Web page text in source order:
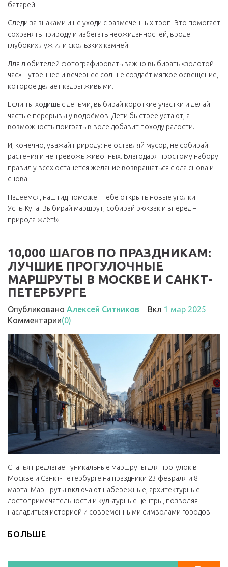
батарей.
Следи за знаками и не уходи с размеченных троп. Это помогает
сохранять природу и избегать неожиданностей, вроде
глубоких луж или скользких камней.
Для любителей фотографировать важно выбирать «золотой
час» – утреннее и вечернее солнце создаёт мягкое освещение,
которое делает кадры живыми.
Если ты ходишь с детьми, выбирай короткие участки и делай
частые перерывы у водоёмов. Дети быстрее устают, а
возможность поиграть в воде добавит походу радости.
И, конечно, уважай природу: не оставляй мусор, не собирай
растения и не тревожь животных. Благодаря простому набору
правил у всех останется желание возвращаться сюда снова и
снова.
Надеемся, наш гид поможет тебе открыть новые уголки
Усть‑Кута. Выбирай маршрут, собирай рюкзак и вперёд –
природа ждёт!»
10,000 ШАГОВ ПО ПРАЗДНИКАМ:
ЛУЧШИЕ ПРОГУЛОЧНЫЕ
МАРШРУТЫ В МОСКВЕ И САНКТ-
ПЕТЕРБУРГЕ
Опубликовано Алексей Ситников Вкл 1 мар 2025
Комментарии(0)
Статья предлагает уникальные маршруты для прогулок в
Москве и Санкт-Петербурге на праздники 23 февраля и 8
марта. Маршруты включают набережные, архитектурные
достопримечательности и культурные центры, позволяя
насладиться историей и современными символами городов.
БОЛЬШЕ